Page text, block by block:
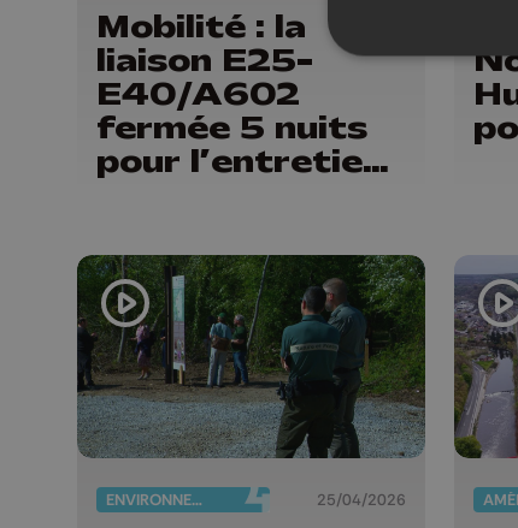
Mobilité : la
liaison E25-
E40/A602
fermée 5 nuits
pour l’entretien
ENVIRONNEMENT 25/04/2026